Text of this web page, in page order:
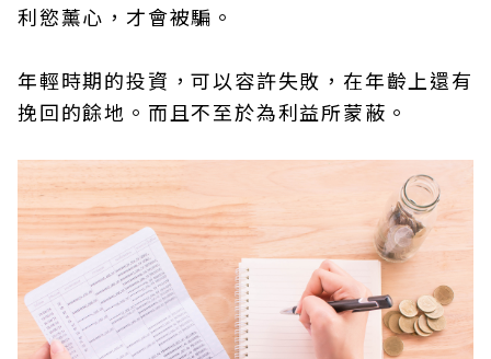
利慾薰心，才會被騙。
年輕時期的投資，可以容許失敗，在年齡上還有
挽回的餘地。而且不至於為利益所蒙蔽。